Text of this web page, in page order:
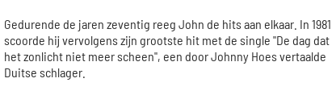
Gedurende de jaren zeventig reeg John de hits aan elkaar. In 1981
scoorde hij vervolgens zijn grootste hit met de single "De dag dat
het zonlicht niet meer scheen", een door Johnny Hoes vertaalde
Duitse schlager.